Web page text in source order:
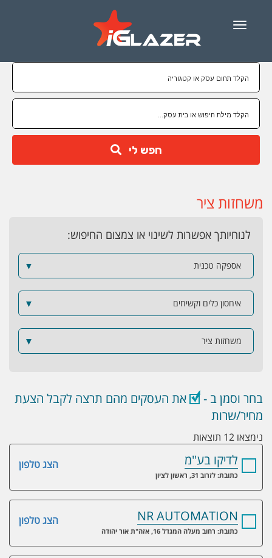
Menu
חפש לי
משחזות ציר
לנוחיותך אפשרות לשינוי או צמצום החיפוש:
אספקה טכנית ▼
איחסון כלים וקשיחים ▼
משחזות ציר ▼
בחר וסמן ב -
את העסקים מהם תרצה לקבל הצעת
מחיר/שרות
נימצאו 12 תוצאות
הצג טלפון לדיקו בע"מ
כתובת: לזרוב 31, ראשון לציון
הצג טלפון NR AUTOMATION
כתובת: רחוב מעלה המגדל 16, אזה"ת אור יהודה